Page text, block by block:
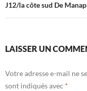
J12/la côte sud De
LAISSER UN
Votre adresse e-mail ne
sont indiqués avec *